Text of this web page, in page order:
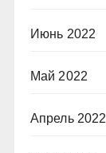
Июнь 2022
Май 2022
Апрель 2022